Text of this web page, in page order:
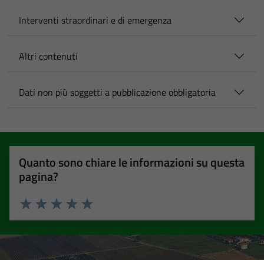
Interventi straordinari e di emergenza
Altri contenuti
Dati non più soggetti a pubblicazione obbligatoria
Quanto sono chiare le informazioni su questa
pagina?
Valuta 5 stelle su 5
Valuta 4 stelle su 5
Valuta 3 stelle su 5
Valuta 2 stelle su 5
Valuta 1 stelle su 5